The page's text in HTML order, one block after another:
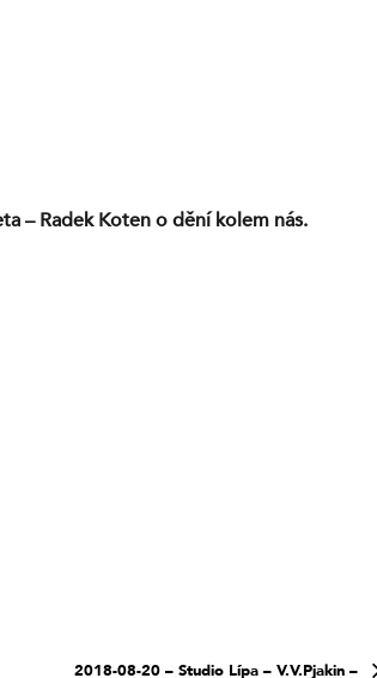
– Radek Koten o dění kolem nás.
2018-08-20 – Studio Lípa – V.V.Pjakin –